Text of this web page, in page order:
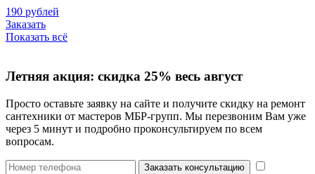
190 рублей
Заказать
Показать всё
Летняя акция: скидка 25% весь август
Просто оставьте заявку на сайте и получите скидку на ремонт
сантехники от мастеров МБР-групп. Мы перезвоним Вам уже
через 5 минут и подробно проконсультируем по всем
вопросам.
Заказать консультацию